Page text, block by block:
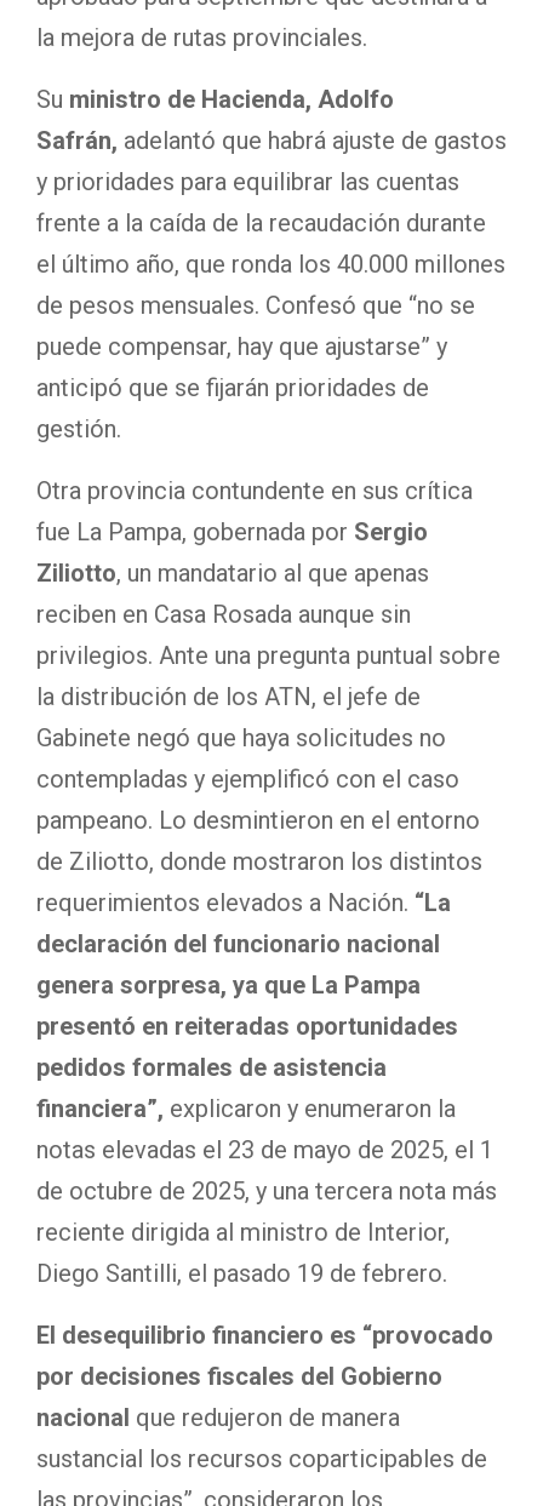
la mejora de rutas provinciales.
Su ministro de Hacienda, Adolfo
Safrán, adelantó que habrá ajuste de gastos
y prioridades para equilibrar las cuentas
frente a la caída de la recaudación durante
el último año, que ronda los 40.000 millones
de pesos mensuales. Confesó que “no se
puede compensar, hay que ajustarse” y
anticipó que se fijarán prioridades de
gestión.
Otra provincia contundente en sus crítica
fue La Pampa, gobernada por Sergio
Ziliotto, un mandatario al que apenas
reciben en Casa Rosada aunque sin
privilegios. Ante una pregunta puntual sobre
la distribución de los ATN, el jefe de
Gabinete negó que haya solicitudes no
contempladas y ejemplificó con el caso
pampeano. Lo desmintieron en el entorno
de Ziliotto, donde mostraron los distintos
requerimientos elevados a Nación. “La
declaración del funcionario nacional
genera sorpresa, ya que La Pampa
presentó en reiteradas oportunidades
pedidos formales de asistencia
financiera”, explicaron y enumeraron la
notas elevadas el 23 de mayo de 2025, el 1
de octubre de 2025, y una tercera nota más
reciente dirigida al ministro de Interior,
Diego Santilli, el pasado 19 de febrero.
El desequilibrio financiero es “provocado
por decisiones fiscales del Gobierno
nacional que redujeron de manera
sustancial los recursos coparticipables de
las provincias”, consideraron los